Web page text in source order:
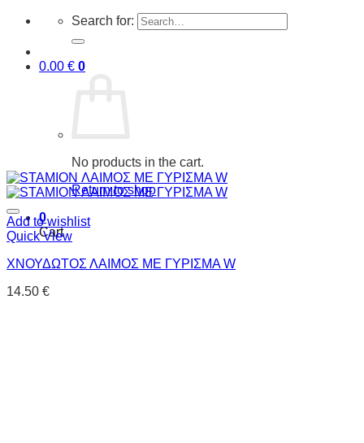
Search for:
0.00 € 0
No products in the cart.
Return to shop
0
Cart
Add to wishlist
Quick View
ΧΝΟΥΔΩΤΟΣ ΛΑΙΜΟΣ ΜΕ ΓΥΡΙΣΜΑ W
14.50 €